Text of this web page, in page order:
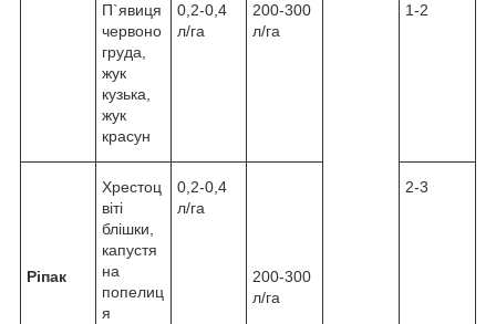
П`явиця
червоно
груда,
жук
кузька,
жук
красун
0,2-0,4
л/га
200-300
л/га
1-2
Ріпак
Хрестоц
віті
блішки,
капустя
на
попелиц
я
0,2-0,4
л/га
200-300
л/га
2-3